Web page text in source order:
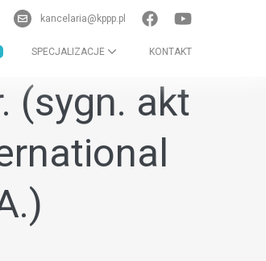
kancelaria@kppp.pl
SPECJALIZACJE KONTAKT
(sygn. akt